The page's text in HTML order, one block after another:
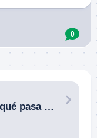
0
Podcast EBdT2 Episodio 1: ¿qué pasa con Irán? ¿cuál es el problema? ¿en qué nos afecta? Con Jesús Manuel Pérez Triana, de Guerras Posmodernas.